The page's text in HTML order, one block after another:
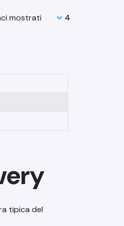
mostrati
tipica del